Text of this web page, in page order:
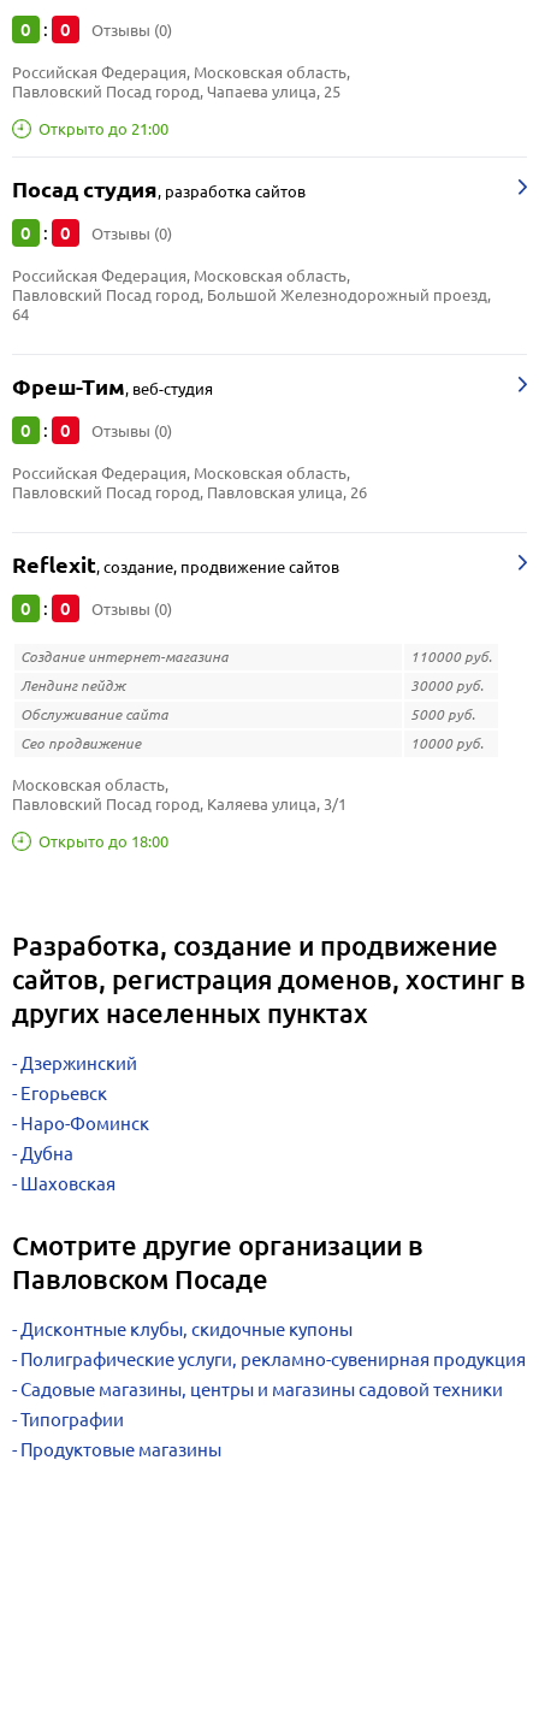
0 : 0 Отзывы (0)
Открыто до 21:00
Российская Федерация, Московская область,
Павловский Посад город, Чапаева улица, 25
Посад студия, разработка сайтов
0 : 0 Отзывы (0)
Российская Федерация, Московская область,
Павловский Посад город, Большой Железнодорожный проезд,
64
Фреш-Тим, веб-студия
0 : 0 Отзывы (0)
Российская Федерация, Московская область,
Павловский Посад город, Павловская улица, 26
Reflexit,создание, продвижение сайтов
0 : 0 Отзывы (0)
Создание интернет-магазина
110000 руб.
Лендинг пейдж
30000 руб.
Обслуживание сайта
5000 руб.
Сео продвижение
10000 руб.
Открыто до 18:00
Московская область,
Павловский Посад город, Каляева улица, 3/1
Разработка, создание и продвижение
сайтов, регистрация доменов, хостинг в
других населенных пунктах
Дзержинский
Егорьевск
Наро-Фоминск
Дубна
Шаховская
Смотрите другие организации в
Павловском Посаде
Дисконтные клубы, скидочные купоны
Полиграфические услуги, рекламно-сувенирная продукция
Садовые магазины, центры и магазины садовой техники
Типографии
Продуктовые магазины